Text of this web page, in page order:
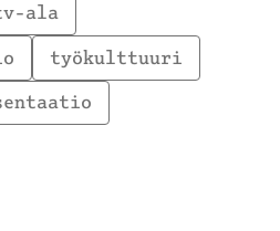
ala
työkulttuuri